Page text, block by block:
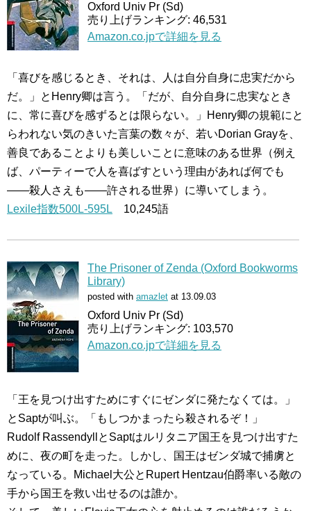
Oxford Univ Pr (Sd)
売り上げランキング: 46,531
Amazon.co.jpで詳細を見る
「喜びを感じるとき、それは、人は自分自身に忠実だから
だ。」とHenry卿は言う。「だが、自分自身に忠実なとき
に、常に喜びを感ずるとは限らない。」Henry卿の規範にと
らわれない気のきいた言葉の数々が、若いDorian Grayを、
善良であることよりも美しいことに意味のある世界（例え
ば、パーティーで人を喜ばすという理由があれば何でも
――殺人さえも――許される世界）に導いてしまう。
Lexile指数500L-595L 10,245語
The Prisoner of Zenda (Oxford Bookworms
Library)
posted with amazlet at 13.09.03
Oxford Univ Pr (Sd)
売り上げランキング: 103,570
Amazon.co.jpで詳細を見る
「王を見つけ出すためにすぐにゼンダに発たなくては。」
とSaptが叫ぶ。「もしつかまったら殺されるぞ！」
Rudolf RassendyllとSaptはルリタニア国王を見つけ出すた
めに、夜の町を走った。しかし、国王はゼンダ城で捕虜と
なっている。Michael大公とRupert Hentzau伯爵率いる敵の
手から国王を救い出せるのは誰か。